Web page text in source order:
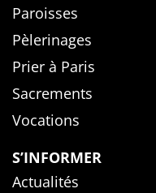
Paroisses
Pèlerinages
Prier à Paris
Sacrements
Vocations
S’INFORMER
Actualités